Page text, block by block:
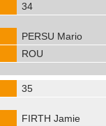
34
PERSU Mario
ROU
35
FIRTH Jamie